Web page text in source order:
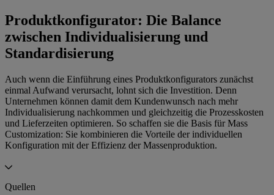
Produktkonfigurator: Die Balance
zwischen Individualisierung und
Standardisierung
Auch wenn die Einführung eines Produktkonfigurators zunächst
einmal Aufwand verursacht, lohnt sich die Investition. Denn
Unternehmen können damit dem Kundenwunsch nach mehr
Individualisierung nachkommen und gleichzeitig die Prozesskosten
und Lieferzeiten optimieren. So schaffen sie die Basis für Mass
Customization: Sie kombinieren die Vorteile der individuellen
Konfiguration mit der Effizienz der Massenproduktion.
Quellen